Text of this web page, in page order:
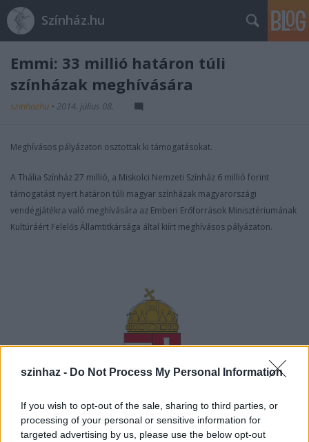
szinhaz - Do Not Process My Personal Information
If you wish to opt-out of the sale, sharing to third parties, or
processing of your personal or sensitive information for
targeted advertising by us, please use the below opt-out
Színház.hu
Emmi: 33 millió határon túli
színházak meghívására
szinhazhu • 2014. július 08.
Meghívásos pályázaton osztottak ki támogatásokat.
A Thália Színház 27 millió, a Miskolci Nemzeti Színház 6 millió forint
támogatást nyert határon túli magyar színházak magyarországi
vendégjátékra való meghívására az Emberi Erőforrások Minisztériumának
Kultúráért Felelős Államtitkársága által kiírt meghívásos pályázaton.